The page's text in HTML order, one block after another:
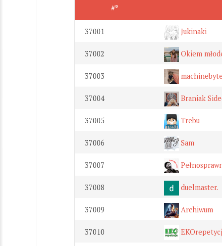
#*
37001 Jukinaki
37002 Okiem
37003
37004 Braniak
37005 Trebu
37006 Sam
37007
37008 duelmaster.
37009 Archiwum
37010